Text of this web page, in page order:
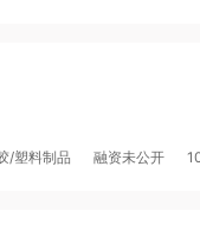
/塑料制品 融资未公开